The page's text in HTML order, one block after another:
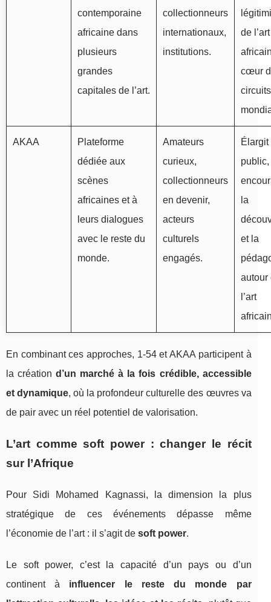
contemporaine
africaine dans
plusieurs
grandes
capitales de l’art.
collectionneurs
internationaux,
institutions.
de l’art
cœur
circuits
AKAA
Plateforme
dédiée aux
scènes
africaines et à
leurs dialogues
avec le reste du
monde.
Amateurs
curieux,
collectionneurs
en devenir,
acteurs
culturels
engagés.
Élargit
public,
la
et la
autour
l’art
En combinant ces approches, 1‑54 et AKAA participent à
la créationd’un marché à la fois crédible, accessible
et dynamique, où la profondeur culturelle des œuvres va
de pair avec un réel potentiel de valorisation.
L’art comme soft power : changer le récit
sur l’Afrique
Pour Sidi Mohamed Kagnassi, la dimension la plus
stratégique de ces événements dépasse même
l’économie de l’art : il s’agit de soft power.
Le soft power, c’est la capacité d’un pays ou d’un
continent à influencer le reste du monde par